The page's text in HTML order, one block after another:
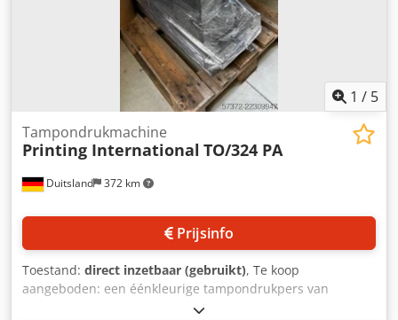
1 / 5
Duitsland 372 km
Tampondrukmachine
Printing International TO/324 PA
Prijsinfo
Toestand: direct inzetbaar (gebruikt), Te koop
aangeboden: een éénkleurige tampondrukpers van
Printing International. Clichéformaat: 100 mm/100 mm,